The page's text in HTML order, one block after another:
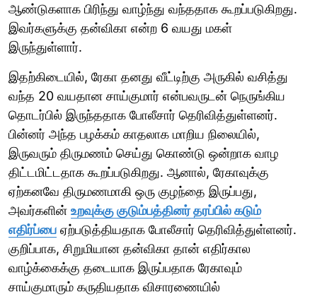
ஆண்டுகளாக பிரிந்து வாழ்ந்து வந்ததாக கூறப்படுகிறது.
இவர்களுக்கு தன்விகா என்ற 6 வயது மகள்
இருந்துள்ளார்.
இதற்கிடையில், ரேகா தனது வீட்டிற்கு அருகில் வசித்து
வந்த 20 வயதான சாய்குமார் என்பவருடன் நெருங்கிய
தொடர்பில் இருந்ததாக போலீசார் தெரிவித்துள்ளனர்.
பின்னர் அந்த பழக்கம் காதலாக மாறிய நிலையில்,
இருவரும் திருமணம் செய்து கொண்டு ஒன்றாக வாழ
திட்டமிட்டதாக கூறப்படுகிறது. ஆனால், ரேகாவுக்கு
ஏற்கனவே திருமணமாகி ஒரு குழந்தை இருப்பது,
அவர்களின் உறவுக்கு குடும்பத்தினர் தரப்பில் கடும்
எதிர்ப்பை ஏற்படுத்தியதாக போலீசார் தெரிவித்துள்ளனர்.
குறிப்பாக, சிறுமியான தன்விகா தான் எதிர்கால
வாழ்க்கைக்கு தடையாக இருப்பதாக ரேகாவும்
சாய்குமாரும் கருதியதாக விசாரணையில்